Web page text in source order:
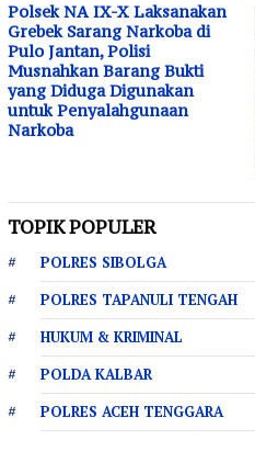
Polsek NA IX-X Laksanakan
Grebek Sarang Narkoba di
Pulo Jantan, Polisi
Musnahkan Barang Bukti
yang Diduga Digunakan
untuk Penyalahgunaan
Narkoba
TOPIK POPULER
POLRES SIBOLGA
POLRES TAPANULI TENGAH
HUKUM & KRIMINAL
POLDA KALBAR
POLRES ACEH TENGGARA